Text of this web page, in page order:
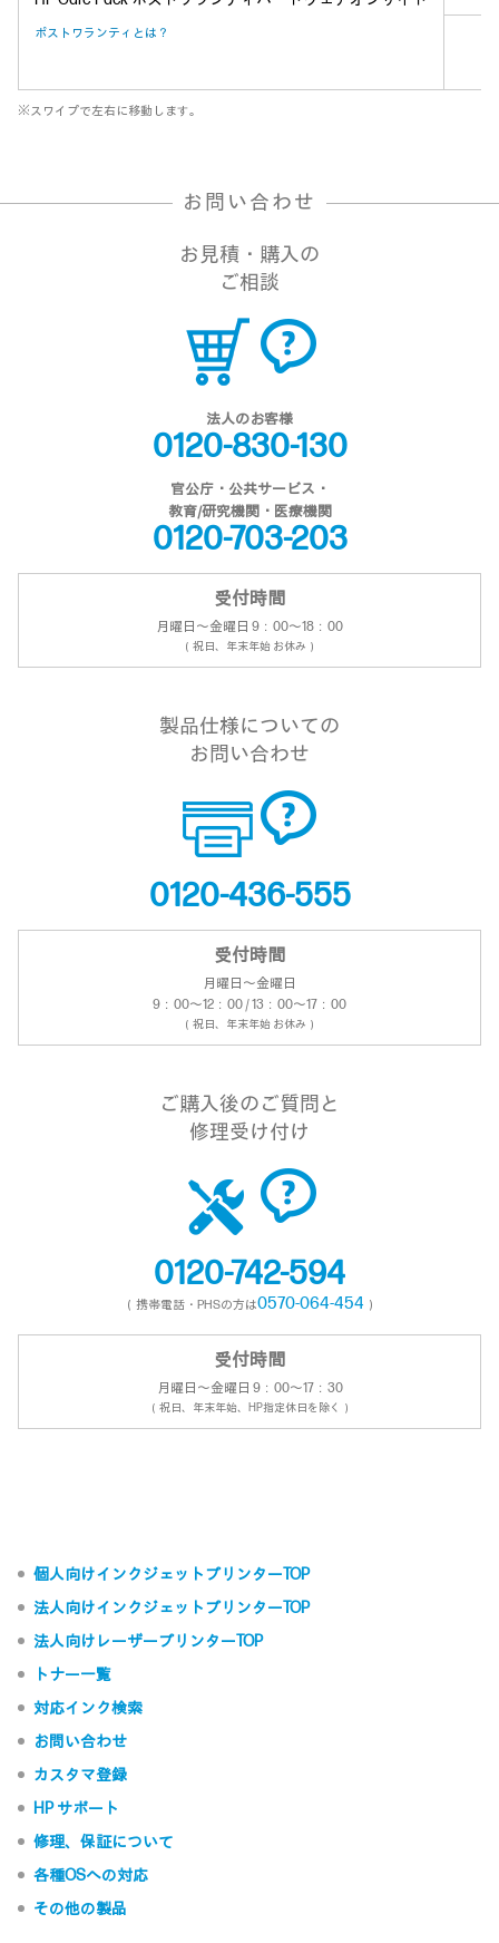
ポストワランティとは？
※スワイプで左右に移動します。
お問い合わせ
お見積・購入の
ご相談
法人のお客様
0120-830-130
官公庁・公共サービス・
教育/研究機関・医療機関
0120-703-203
受付時間
月曜日～金曜日 9：00～18：00
（祝日、年末年始 お休み）
製品仕様についての
お問い合わせ
0120-436-555
受付時間
月曜日～金曜日
9：00～12：00 / 13：00～17：00
（祝日、年末年始 お休み）
ご購入後のご質問と
修理受け付け
0120-742-594
（携帯電話・PHSの方は0570-064-454 ）
受付時間
月曜日～金曜日 9：00～17：30
（祝日、年末年始、HP指定休日を除く）
個人向けインクジェットプリンターTOP
法人向けインクジェットプリンターTOP
法人向けレーザープリンターTOP
トナー一覧
対応インク検索
お問い合わせ
カスタマ登録
HP サポート
修理、保証について
各種OSへの対応
その他の製品